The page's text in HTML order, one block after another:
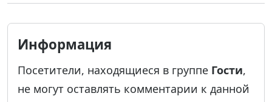
Информация
Посетители, находящиеся в группе Гости,
не могут оставлять комментарии к данной